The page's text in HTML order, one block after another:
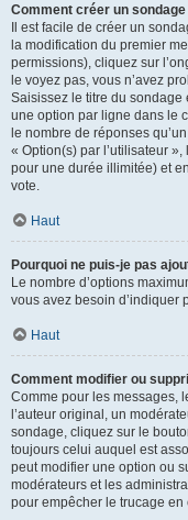
Comment créer un sondage
Il est facile de créer un
la modification du premier
permissions), cliquez sur
le voyez pas, vous n’avez
Saisissez le titre du
une option par ligne dans le
le nombre de réponses
« Option(s) par l’utilisateur
pour une durée illimitée) et
vote.
Haut
Pourquoi ne puis-je pas
Le nombre d’options
vous avez besoin d’indiquer
Haut
Comment modifier ou
Comme pour les messages,
l’auteur original, un
sondage, cliquez sur le
toujours celui auquel est
peut modifier une option ou
modérateurs et les
pour empêcher le trucage